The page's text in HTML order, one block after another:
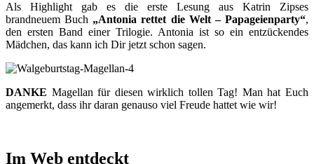
Als Highlight gab es die erste Lesung aus Katrin Zipses
brandneuem Buch „Antonia rettet die Welt – Papageienparty“,
den ersten Band einer Trilogie. Antonia ist so ein entzückendes
Mädchen, das kann ich Dir jetzt schon sagen.
DANKE Magellan für diesen wirklich tollen Tag! Man hat Euch
angemerkt, dass ihr daran genauso viel Freude hattet wie wir!
Im Web entdeckt